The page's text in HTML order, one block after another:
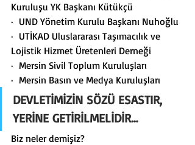
Kuruluşu YK Başkanı Kütükçü
·  UND Yönetim Kurulu Başkanı Nuhoğlu
·  UTİKAD Uluslararası Taşımacılık ve
Lojistik Hizmet Üretenleri Derneği
·  Mersin Sivil Toplum Kuruluşları
·  Mersin Basın ve Medya Kuruluşları
DEVLETİMİZİN SÖZÜ ESASTIR,
YERİNE GETİRİLMELİDİR…
Biz neler demişiz?